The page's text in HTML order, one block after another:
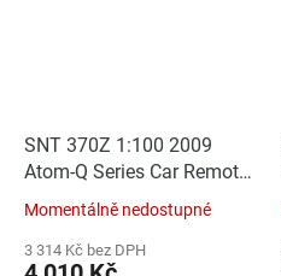
SNT 370Z 1:100 2009
Atom-Q Series Car Remote
Control Version White
RACE+Goggles)
Momentálně nedostupné
3 314 Kč bez DPH